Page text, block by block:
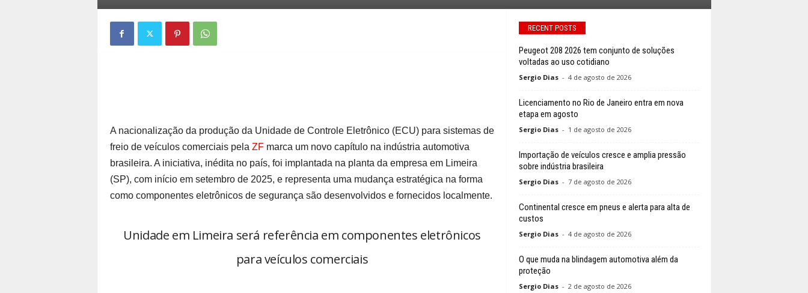
A nacionalização da produção da Unidade de Controle Eletrônico (ECU) para sistemas de
freio de veículos comerciais pela ZFmarca um novo capítulo na indústria automotiva
brasileira. A iniciativa, inédita no país, foi implantada na planta da empresa em Limeira
(SP), com início em setembro de 2025, e representa uma mudança estratégica na forma
como componentes eletrônicos de segurança são desenvolvidos e fornecidos localmente.
Unidade em Limeira será referência em componentes eletrônicos
para veículos comerciais
RECENT POSTS
Peugeot 208 2026 tem conjunto de soluções
voltadas ao uso cotidiano
Sergio Dias - 4 de agosto de 2026
Licenciamento no Rio de Janeiro entra em nova
etapa em agosto
Sergio Dias - 1 de agosto de 2026
Importação de veículos cresce e amplia pressão
sobre indústria brasileira
Sergio Dias - 7 de agosto de 2026
Continental cresce em pneus e alerta para alta de
custos
Sergio Dias - 4 de agosto de 2026
O que muda na blindagem automotiva além da
proteção
Sergio Dias - 2 de agosto de 2026